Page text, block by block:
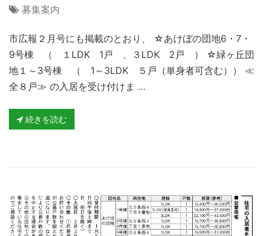
募集案内
市広報２月号にも掲載のとおり、 ☆あけぼの団地6・7・
9号棟 （ １LDK 1戸 、３LDK 2戸 ） ☆緑ヶ丘団
地１～3号棟 （ 1～3LDK ５戸（単身者可含む）） ≪
全８戸≫ の入居を受け付けま …
続きを読む